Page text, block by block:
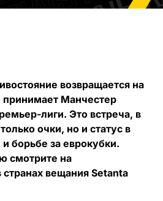
возвращается на
Манчестер
лиги. Это встреча, в
очки, но и статус в
борьбе за еврокубки.
смотрите на
вещания Setanta